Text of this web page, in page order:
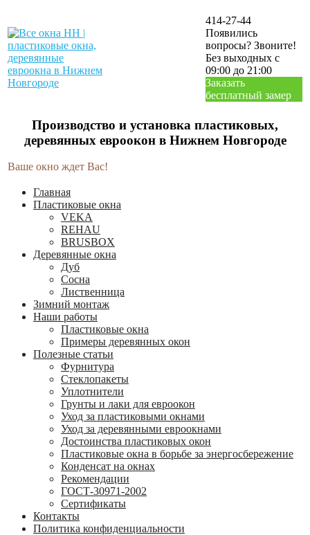
414-27-44
Появились
вопросы? Звоните!
Без выходных с
09:00 до 21:00
Заказать
бесплатный замер
Производство и установка пластиковых,
деревянных евроокон в Нижнем Новгороде
Ваше окно ждет Вас!
Главная
Пластиковые окна
VEKA
REHAU
BRUSBOX
Деревянные окна
Дуб
Сосна
Лиственница
Зимний монтаж
Наши работы
Пластиковые окна
Примеры деревянных окон
Полезные статьи
Фурнитура
Стеклопакеты
Уплотнители
Грунты и лаки для евроокон
Уход за пластиковыми окнами
Уход за деревянными евроокнами
Достоинства пластиковых окон
Пластиковые окна в борьбе за энергосбережение
Конденсат на окнах
Рекомендации
ГОСТ-30971-2002
Сертификаты
Контакты
Политика конфиденциальности